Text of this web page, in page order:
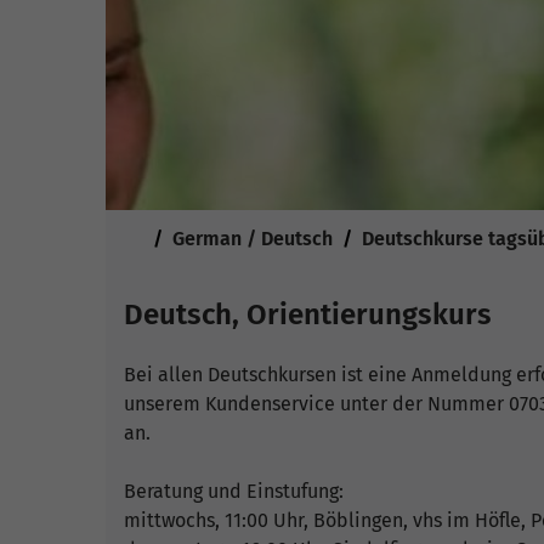
German / Deutsch Deutschkurse
Deutsch, Orientierungskurs
Bei allen Deutschkursen ist eine Anmeldung
unserem Kundenservice unter der Nummer
an.
Beratung und Einstufung:
mittwochs, 11:00 Uhr, Böblingen, vhs im Höfle,